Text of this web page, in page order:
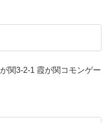
関3-2-1 霞が関コモンゲー